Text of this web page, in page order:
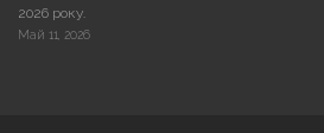
2026 року.
Май 11, 2026